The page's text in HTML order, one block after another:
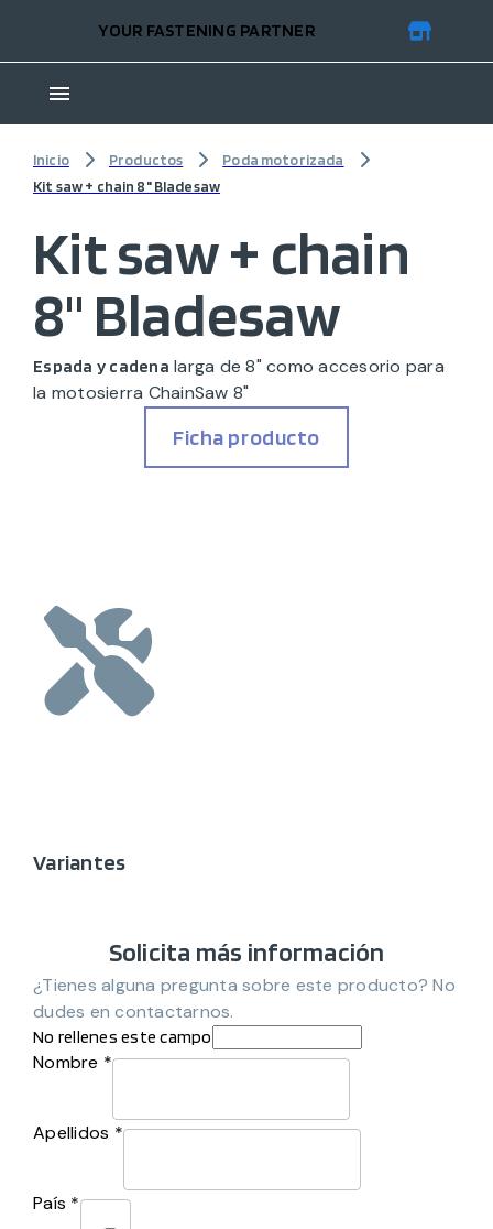
YOUR FASTENING PARTNER
Inicio Productos
Poda motorizada
Kit saw + chain 8" Bladesaw
Kit saw + chain
8" Bladesaw
Espada y cadena larga de 8" como accesorio para
la motosierra ChainSaw 8"
Ficha producto
Variantes
Solicita más información
¿Tienes alguna pregunta sobre este producto? No
dudes en contactarnos.
No rellenes este campo
Nombre *
Apellidos *
País *